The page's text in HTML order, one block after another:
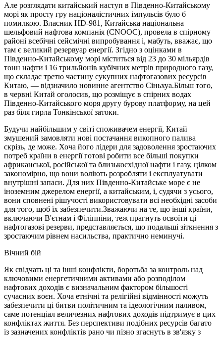
Але розглядати китайський наступ в Південно-Китайському
морі як просту гру націоналістичних імпульсів було б
помилкою. Власник HD-981, Китайська національна
шельфовий нафтова компанія (CNOOC), провела в спірному
районі всебічні сейсмічні випробування і, мабуть, вважає, що
там є великий резервуар енергії. Згідно з оцінками в
Південно-Китайському морі міститься від 23 до 30 мільярдів
тонн нафти і 16 трильйонів кубічних метрів природного газу,
що складає третю частину сукупних нафтогазових ресурсів
Китаю, — відзначило новинне агентство Сіньхуа.Більш того,
в червні Китай оголосив, що розміщує в спірних водах
Південно-Китайського моря другу бурову платформу, на цей
раз біля гирла Тонкінської затоки.
Будучи найбільшим у світі споживачем енергії, Китай
змушений замовляти нові постачання викопного палива
скрізь, де може. Хоча його лідери для задоволення зростаючих
потреб країни в енергії готові робити все більші покупки
африканської, російської та близькосхідної нафти і газу, цілком
закономірно, що вони воліють розробляти і експлуатувати
внутрішні запаси. Для них Південно-Китайське море є не
іноземним джерелом енергії, а китайським, і, судячи з усього,
вони сповнені рішучості використовувати всі необхідні засоби
для того, щоб їх забезпечити.Зважаючи на те, що інші країни,
включаючи В'єтнам і Філіппіни, теж прагнуть освоїти ці
нафтогазові резерви, представляється, що подальші зіткнення з
зростаючим рівнем насильства, практично неминучі.
Вічний бій
Як свідчать ці та інші конфлікти, боротьба за контроль над
ключовими енергетичними активами або розподілом
нафтових доходів є визначальним фактором більшості
сучасних воєн. Хоча етнічні та релігійні відмінності можуть
забезпечити ці битви політичним та ідеологічним паливом,
саме потенціал величезних нафтових доходів підтримує в цих
конфліктах життя. Без перспективи подібних ресурсів багато
із зазначених конфліктів рано чи пізно згаснуть в зв'язку з